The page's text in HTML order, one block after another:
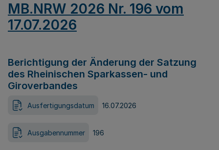
MB.NRW 2026 Nr. 196 vom
17.07.2026
Berichtigung der Änderung der Satzung
des Rheinischen Sparkassen- und
Giroverbandes
Ausfertigungsdatum 16.07.2026
Ausgabennummer 196